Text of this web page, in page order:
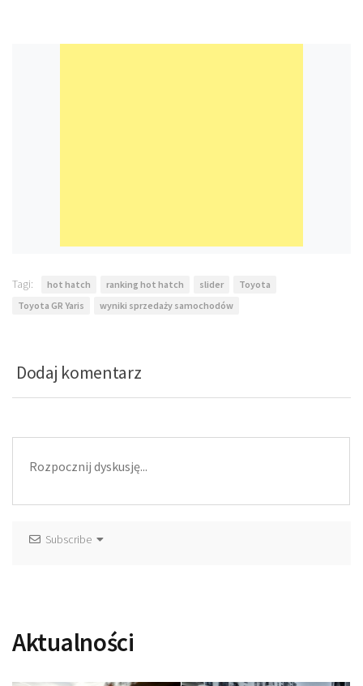
Tagi: hot hatch ranking hot hatch slider
Toyota
Toyota GR Yaris
wyniki sprzedaży samochodów
Dodaj komentarz
Subscribe
Aktualności